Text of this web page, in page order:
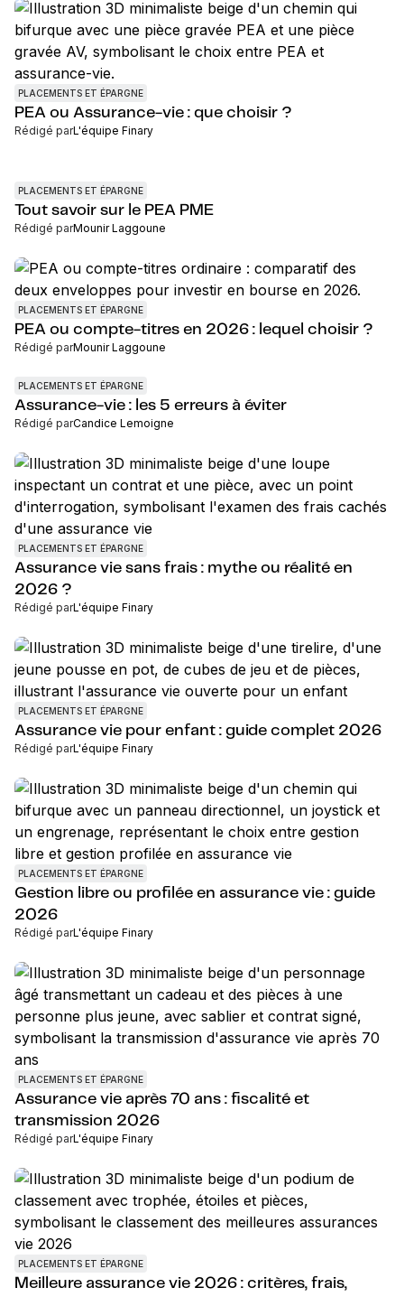
PLACEMENTS ET ÉPARGNE
PEA ou Assurance-vie : que choisir ?
Rédigé parL'équipe Finary
PLACEMENTS ET ÉPARGNE
Tout savoir sur le PEA PME
Rédigé parMounir Laggoune
PLACEMENTS ET ÉPARGNE
PEA ou compte-titres en 2026 : lequel choisir ?
Rédigé parMounir Laggoune
PLACEMENTS ET ÉPARGNE
Assurance-vie : les 5 erreurs à éviter
Rédigé parCandice Lemoigne
PLACEMENTS ET ÉPARGNE
Assurance vie sans frais : mythe ou réalité en
2026 ?
Rédigé parL'équipe Finary
PLACEMENTS ET ÉPARGNE
Assurance vie pour enfant : guide complet 2026
Rédigé parL'équipe Finary
PLACEMENTS ET ÉPARGNE
Gestion libre ou profilée en assurance vie : guide
2026
Rédigé parL'équipe Finary
PLACEMENTS ET ÉPARGNE
Assurance vie après 70 ans : fiscalité et
transmission 2026
Rédigé parL'équipe Finary
PLACEMENTS ET ÉPARGNE
Meilleure assurance vie 2026 : critères, frais,